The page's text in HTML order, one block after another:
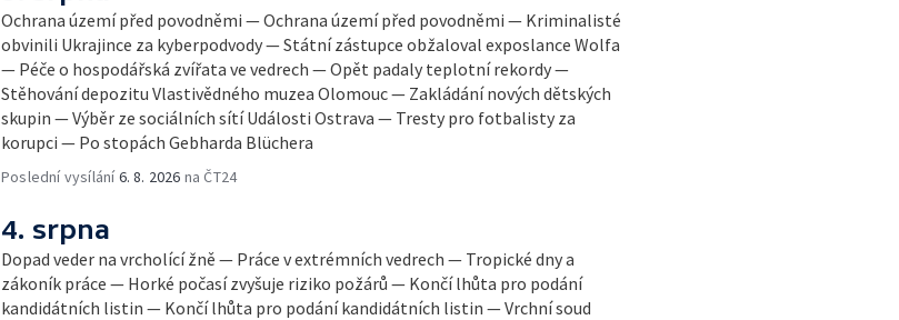
Ochrana území před povodněmi — Ochrana území před povodněmi — Kriminalisté
obvinili Ukrajince za kyberpodvody — Státní zástupce obžaloval exposlance Wolfa
— Péče o hospodářská zvířata ve vedrech — Opět padaly teplotní rekordy —
Stěhování depozitu Vlastivědného muzea Olomouc — Zakládání nových dětských
skupin — Výběr ze sociálních sítí Události Ostrava — Tresty pro fotbalisty za
korupci — Po stopách Gebharda Blüchera
Poslední vysílání6. 8. 2026 na ČT24
4. srpna
Dopad veder na vrcholící žně — Práce v extrémních vedrech — Tropické dny a
zákoník práce — Horké počasí zvyšuje riziko požárů — Končí lhůta pro podání
kandidátních listin — Končí lhůta pro podání kandidátních listin — Vrchní soud